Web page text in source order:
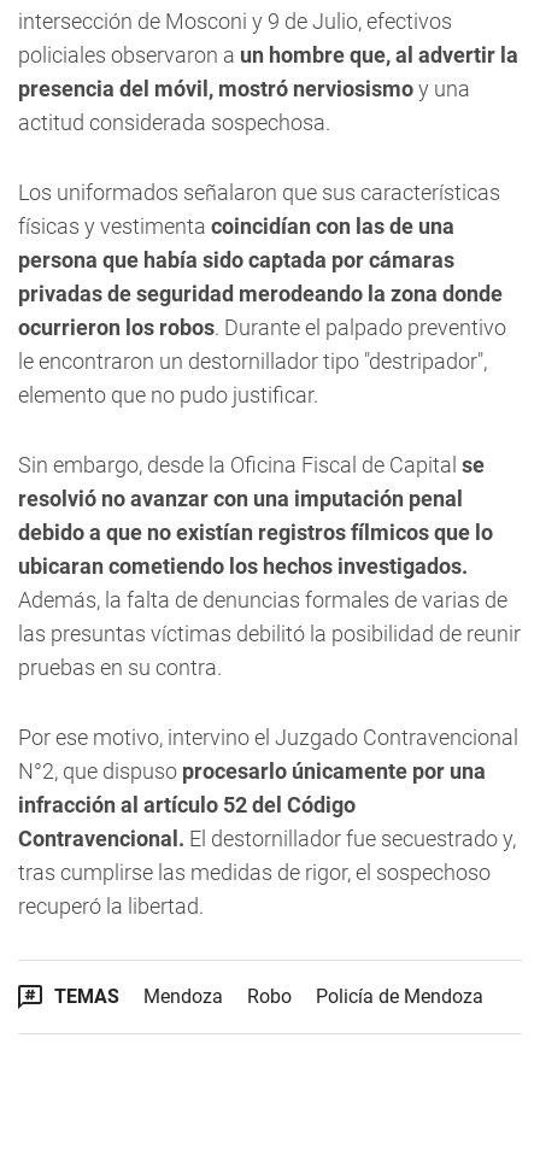
intersección de Mosconi y 9 de Julio, efectivos
policiales observaron a un hombre que, al advertir la
presencia del móvil, mostró nerviosismoy una
actitud considerada sospechosa.
Los uniformados señalaron que sus características
físicas y vestimenta coincidían con las de una
persona que había sido captada por cámaras
privadas de seguridad merodeando la zona donde
ocurrieron los robos. Durante el palpado preventivo
le encontraron un destornillador tipo "destripador",
elemento que no pudo justificar.
Sin embargo, desde la Oficina Fiscal de Capital se
resolvió no avanzar con una imputación penal
debido a que no existían registros fílmicos que lo
ubicaran cometiendo los hechos investigados.
Además, la falta de denuncias formales de varias de
las presuntas víctimas debilitó la posibilidad de reunir
pruebas en su contra.
Por ese motivo, intervino el Juzgado Contravencional
N°2, que dispuso procesarlo únicamente por una
infracción al artículo 52 del Código
Contravencional. El destornillador fue secuestrado y,
tras cumplirse las medidas de rigor, el sospechoso
recuperó la libertad.
TEMAS Mendoza Robo Policía de Mendoza